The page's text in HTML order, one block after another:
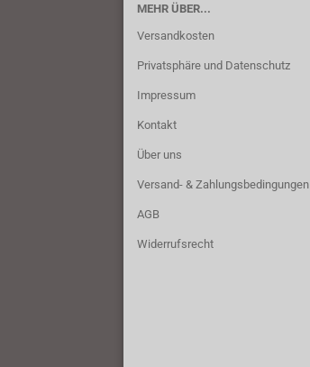
MEHR ÜBER...
Versandkosten
Privatsphäre und Datenschutz
Impressum
Kontakt
Über uns
Versand- & Zahlungsbedingungen
AGB
Widerrufsrecht